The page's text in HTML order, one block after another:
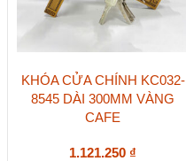
KHÓA CỬA CHÍNH KC032-
8545 DÀI 300MM VÀNG
CAFE
1.121.250 ₫